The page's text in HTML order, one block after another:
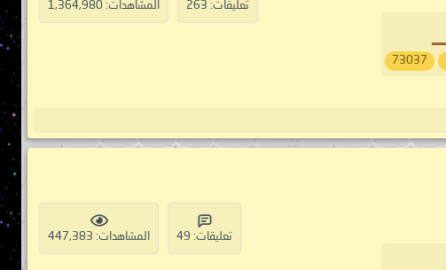
73037
تعليقات: 263 المشاهدات: 1,364,980
تعليقات: 49 المشاهدات: 447,383